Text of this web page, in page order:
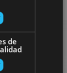
de